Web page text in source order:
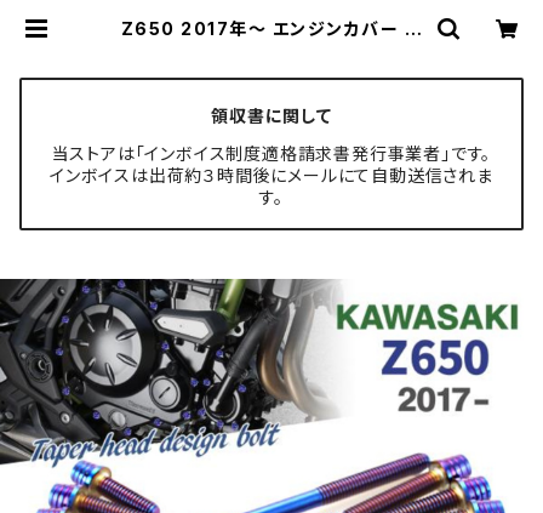
Z650 2017年〜 エンジンカバー ク
ラー TB8653 | TECH-MASTER
ボルト専門店
領収書に関して
当ストアは「インボイス制度適格請求書発行事業者」です。
インボイスは出荷約３時間後にメールにて自動送信されま
す。